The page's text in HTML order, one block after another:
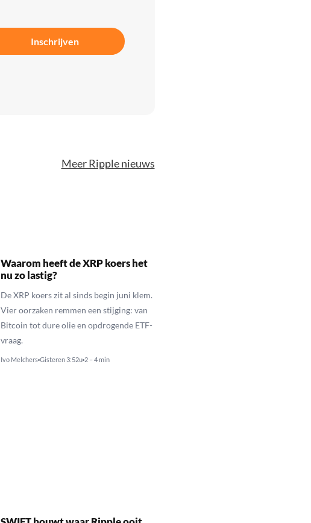
Inschrijven
Meer Ripple nieuws
Waarom heeft de XRP koers het
nu zo lastig?
De XRP koers zit al sinds begin juni klem.
Vier oorzaken remmen een stijging: van
Bitcoin tot dure olie en opdrogende ETF-
vraag.
Ivo Melchers Gisteren 3:52u 2 – 4 min